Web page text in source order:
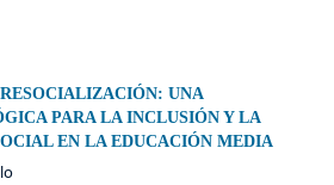
UNA
PARA LA INCLUSIÓN Y LA
EN LA EDUCACIÓN MEDIA